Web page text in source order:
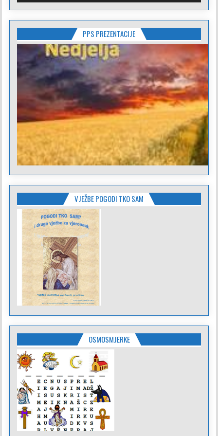
PPS PREZENTACIJE
VJEŽBE POGODI TKO SAM
OSMOSMJERKE